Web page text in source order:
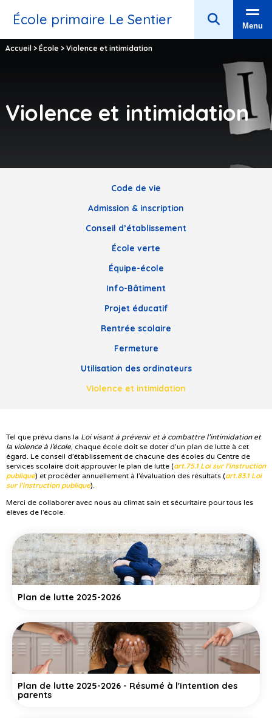
École primaire Le Sentier Menu
Accueil> École > Violence et intimidation
Violence et intimidation
Code de vie
Admission & inscription
Conseil d’établissement
École verte
Équipe-école
Info-Bâtiment
Projet éducatif
Rentrée scolaire
Fermeture
Utilisation des ordinateurs
Violence et intimidation
Tel que prévu dans la Loi visant à prévenir et à combattre l’intimidation et
la violence à l’école, chaque école doit se doter d’un plan de lutte à cet
égard. Le conseil d’établissement de chacune des écoles du Centre de
services scolaire doit approuver le plan de lutte (art.75.1 Loi sur l’instruction
publique) et procéder annuellement à l’évaluation des résultats (art.83.1 Loi
sur l’instruction publique).
Merci de collaborer avec nous au climat sain et sécuritaire pour tous les
élèves de l’école.
Plan de lutte 2025-2026
Plan de lutte 2025-2026 - Résumé à l'intention des
parents